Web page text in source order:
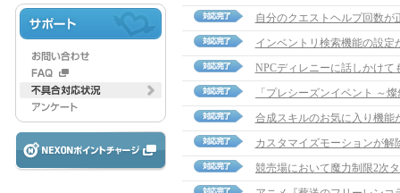
自分のクエストヘルプ回数が
インベントリ検索機能の設定
NPCディレニーに話しかけ
合成スキルのお気に入り機能
カスタマイズモーションが解